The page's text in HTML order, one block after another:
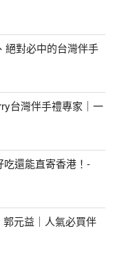
絕對必中的台灣伴手
台灣伴手禮專家｜一
吃還能直寄香港！-
元益｜人氣必買伴